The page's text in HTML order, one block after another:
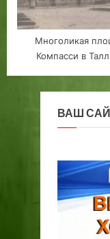
Многоликая
Компасси в
ВАШ